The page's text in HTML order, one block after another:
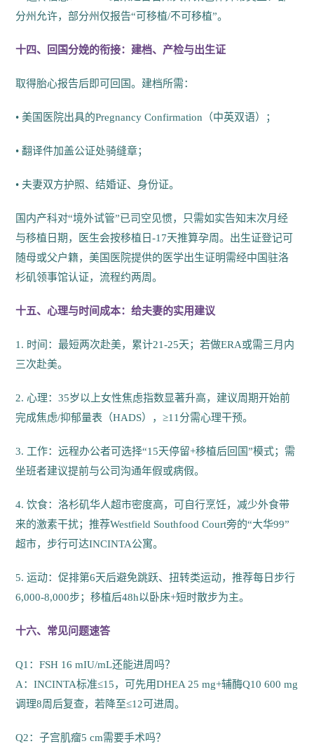
分州允许，部分州仅报告“可移植/不可移植”。
十四、回国分娩的衔接：建档、产检与出生证
取得胎心报告后即可回国。建档所需：
• 美国医院出具的Pregnancy Confirmation（中英双语）；
• 翻译件加盖公证处骑缝章；
• 夫妻双方护照、结婚证、身份证。
国内产科对“境外试管”已司空见惯，只需如实告知末次月经
与移植日期，医生会按移植日-17天推算孕周。出生证登记可
随母或父户籍，美国医院提供的医学出生证明需经中国驻洛
杉矶领事馆认证，流程约两周。
十五、心理与时间成本：给夫妻的实用建议
1. 时间：最短两次赴美，累计21-25天；若做ERA或需三月内
三次赴美。
2. 心理：35岁以上女性焦虑指数显著升高，建议周期开始前
完成焦虑/抑郁量表（HADS），≥11分需心理干预。
3. 工作：远程办公者可选择“15天停留+移植后回国”模式；需
坐班者建议提前与公司沟通年假或病假。
4. 饮食：洛杉矶华人超市密度高，可自行烹饪，减少外食带
来的激素干扰；推荐Westfield Southfood Court旁的“大华99”
超市，步行可达INCINTA公寓。
5. 运动：促排第6天后避免跳跃、扭转类运动，推荐每日步行
6,000-8,000步；移植后48h以卧床+短时散步为主。
十六、常见问题速答
Q1：FSH 16 mIU/mL还能进周吗？
A：INCINTA标准≤15，可先用DHEA 25 mg+辅酶Q10 600 mg
调理8周后复查，若降至≤12可进周。
Q2：子宫肌瘤5 cm需要手术吗？